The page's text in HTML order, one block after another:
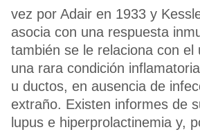
vez por Adair en 1933 y
asocia con una respuesta
también se le relaciona con
una rara condición
u ductos, en ausencia de
extraño. Existen informes de
lupus e hiperprolactinemia y,